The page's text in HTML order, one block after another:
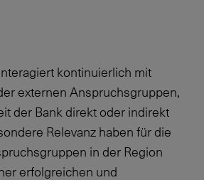
kontinuierlich mit
externen Anspruchsgruppen,
der Bank direkt oder indirekt
Relevanz haben für die
in der Region
erfolgreichen und